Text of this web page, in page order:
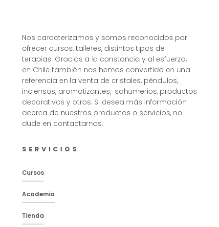
Nos caracterizamos y somos reconocidos por
ofrecer cursos, talleres, distintos tipos de
terapias. Gracias a la constancia y al esfuerzo,
en Chile también nos hemos convertido en una
referencia en la venta de cristales, péndulos,
inciensos, aromatizantes, sahumerios, productos
decorativos y otros. Si desea más información
acerca de nuestros productos o servicios, no
dude en contactarnos.
SERVICIOS
Cursos
Academia
Tienda